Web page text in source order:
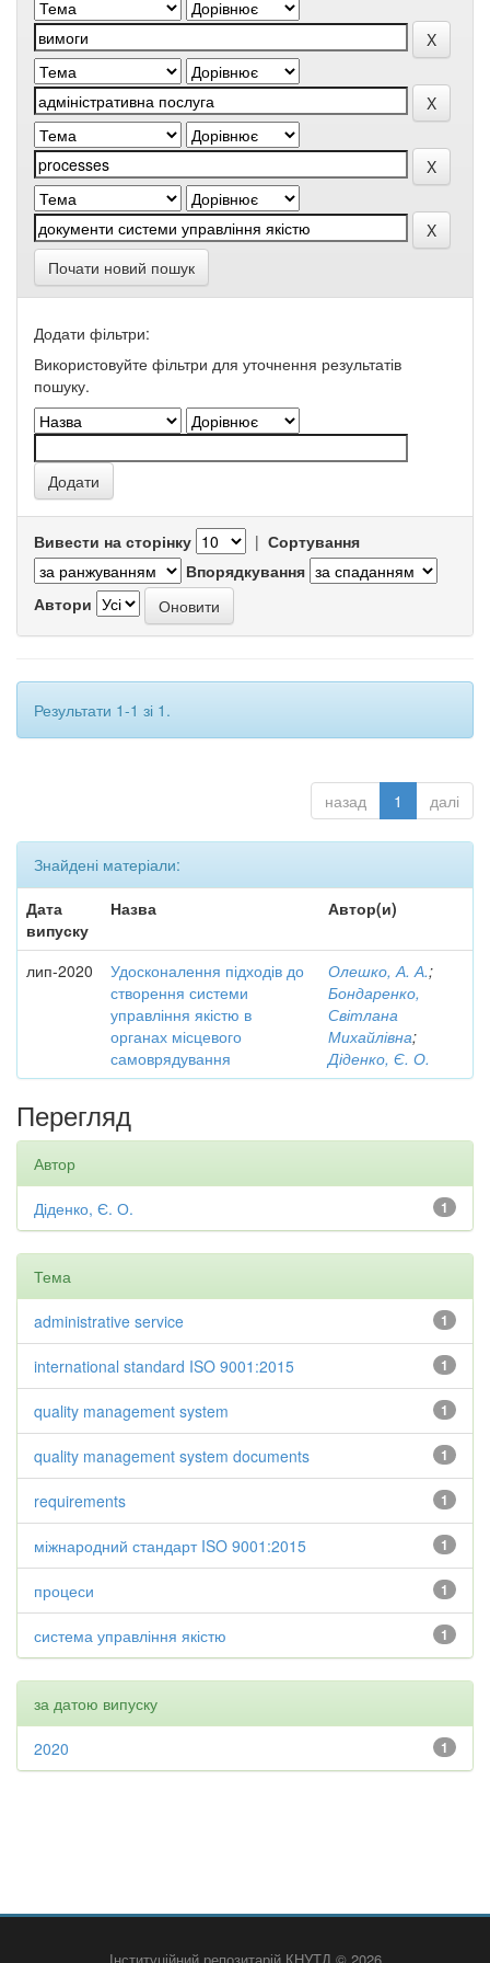
Почати новий пошук
Додати фільтри:
Використовуйте фільтри для уточнення результатів
пошуку.
Вивести на сторінку | Сортування
Впорядкування
Автори
Результати 1-1 зі 1.
назад 1 далі
Знайдені матеріали:
Дата
випуску
Назва Автор(и)
лип-2020
Удосконалення підходів до
створення системи
управління якістю в
органах місцевого
самоврядування
Олешко, А. А.;
Бондаренко,
Світлана
Михайлівна;
Діденко, Є. О.
Перегляд
Автор
1
Діденко, Є. О.
Тема
1
administrative service
1
international standard ISO 9001:2015
1
quality management system
1
quality management system documents
1
requirements
1
міжнародний стандарт ISO 9001:2015
1
процеси
1
система управління якістю
за датою випуску
1
2020